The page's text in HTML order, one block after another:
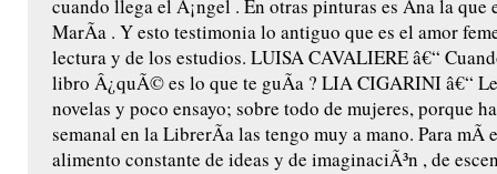
cuando llega el Ã¡ngel . En otras pinturas es Ana la que
MarÃ­a . Y esto testimonia lo antiguo que es el amor
lectura y de los estudios. LUISA CAVALIERE â€“
libro Â¿quÃ© es lo que te guÃ­a ? LIA CIGARINI â€“
novelas y poco ensayo; sobre todo de mujeres, porque
semanal en la LibrerÃ­a las tengo muy a mano. Para mÃ­
alimento constante de ideas y de imaginaciÃ³n , de